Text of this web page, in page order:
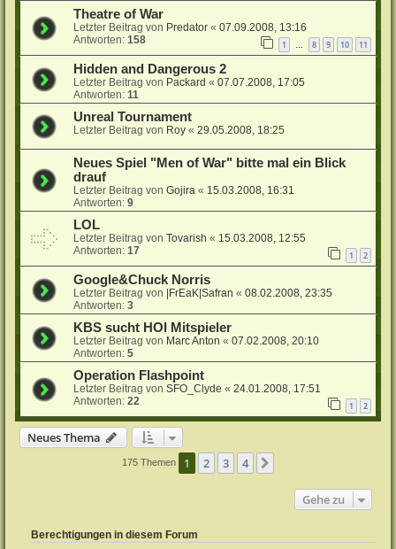
Theatre of War
Letzter Beitrag von Predator «07.09.2008, 13:16
Antworten:158 1 … 8 9 10 11
Hidden and Dangerous 2
Letzter Beitrag von Packard «07.07.2008, 17:05
Antworten:11
Unreal Tournament
Letzter Beitrag von Roy «29.05.2008, 18:25
Neues Spiel "Men of War" bitte mal ein Blick
drauf
Letzter Beitrag vonGojira « 15.03.2008, 16:31
Antworten:9
LOL
Letzter Beitrag vonTovarish « 15.03.2008, 12:55
Antworten:17 1 2
Google&Chuck Norris
Letzter Beitrag von |FrEaK|Safran «08.02.2008, 23:35
Antworten:3
KBS sucht HOI Mitspieler
Letzter Beitrag von Marc Anton «07.02.2008, 20:10
Antworten:5
Operation Flashpoint
Letzter Beitrag vonSFO_Clyde «24.01.2008, 17:51
Antworten:22 1 2
Neues Thema
175 Themen 1 2 3 4
Gehe zu
Berechtigungen in diesem Forum